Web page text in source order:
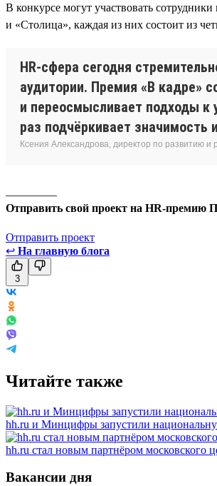
В конкурсе могут участвовать
и «Столица», каждая из них состоит из
HR-сфера сегодня
аудитории. Премия «В кадре»
и переосмысливает подходы
раз подчёркивает
Ксения Александрова, директор по развитию
Отправить свой проект на HR-премию
Отправить проект
↩ На главную блога
3
Читайте также
hh.ru и Минцифры запустили
hh.ru стал новым партнёром московского
Вакансии дня